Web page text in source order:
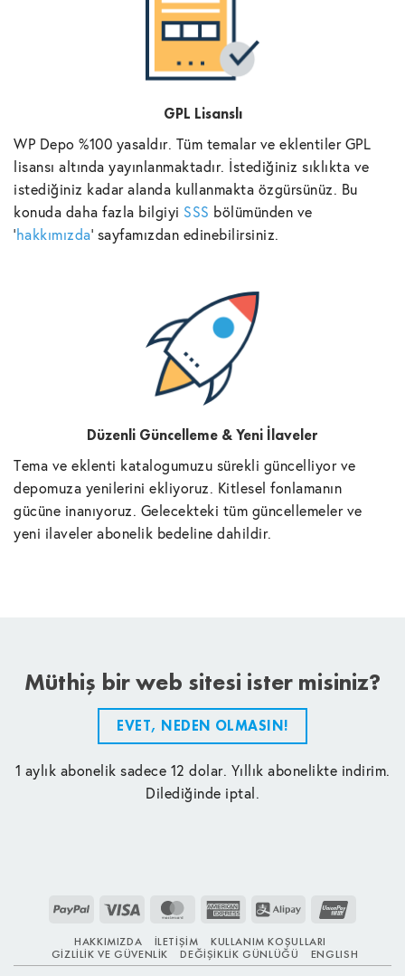
GPL Lisanslı
WP Depo %100 yasaldır. Tüm temalar ve eklentiler GPL
lisansı altında yayınlanmaktadır. İstediğiniz sıklıkta ve
istediğiniz kadar alanda kullanmakta özgürsünüz. Bu
konuda daha fazla bilgiyi SSS bölümünden ve
'hakkımızda' sayfamızdan edinebilirsiniz.
Düzenli Güncelleme & Yeni İlaveler
Tema ve eklenti katalogumuzu sürekli güncelliyor ve
depomuza yenilerini ekliyoruz. Kitlesel fonlamanın
gücüne inanıyoruz. Gelecekteki tüm güncellemeler ve
yeni ilaveler abonelik bedeline dahildir.
Müthiş bir web sitesi ister misiniz?
EVET, NEDEN OLMASIN!
1 aylık abonelik sadece 12 dolar. Yıllık abonelikte indirim.
Dilediğinde iptal.
PayPal Visa MasterCardAmerican
Alipay
HAKKIMIZDA İLETIŞIM
KULLANIM KOŞULLARI
GIZLILIK VE GÜVENLIK
DEĞIŞIKLIK GÜNLÜĞÜ ENGLISH